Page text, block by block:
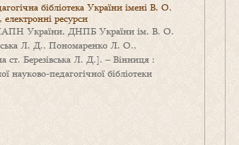
бібліотека України імені В. О.
ресурси
України, ДНПБ України ім. В. О.
Л. Д., Пономаренко Л. О.,
ст. Березівська Л. Д.]. – Вінниця :
педагогічної бібліотеки